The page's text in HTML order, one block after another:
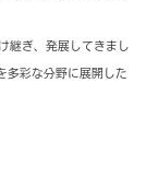
継ぎ、発展してきまし
多彩な分野に展開した